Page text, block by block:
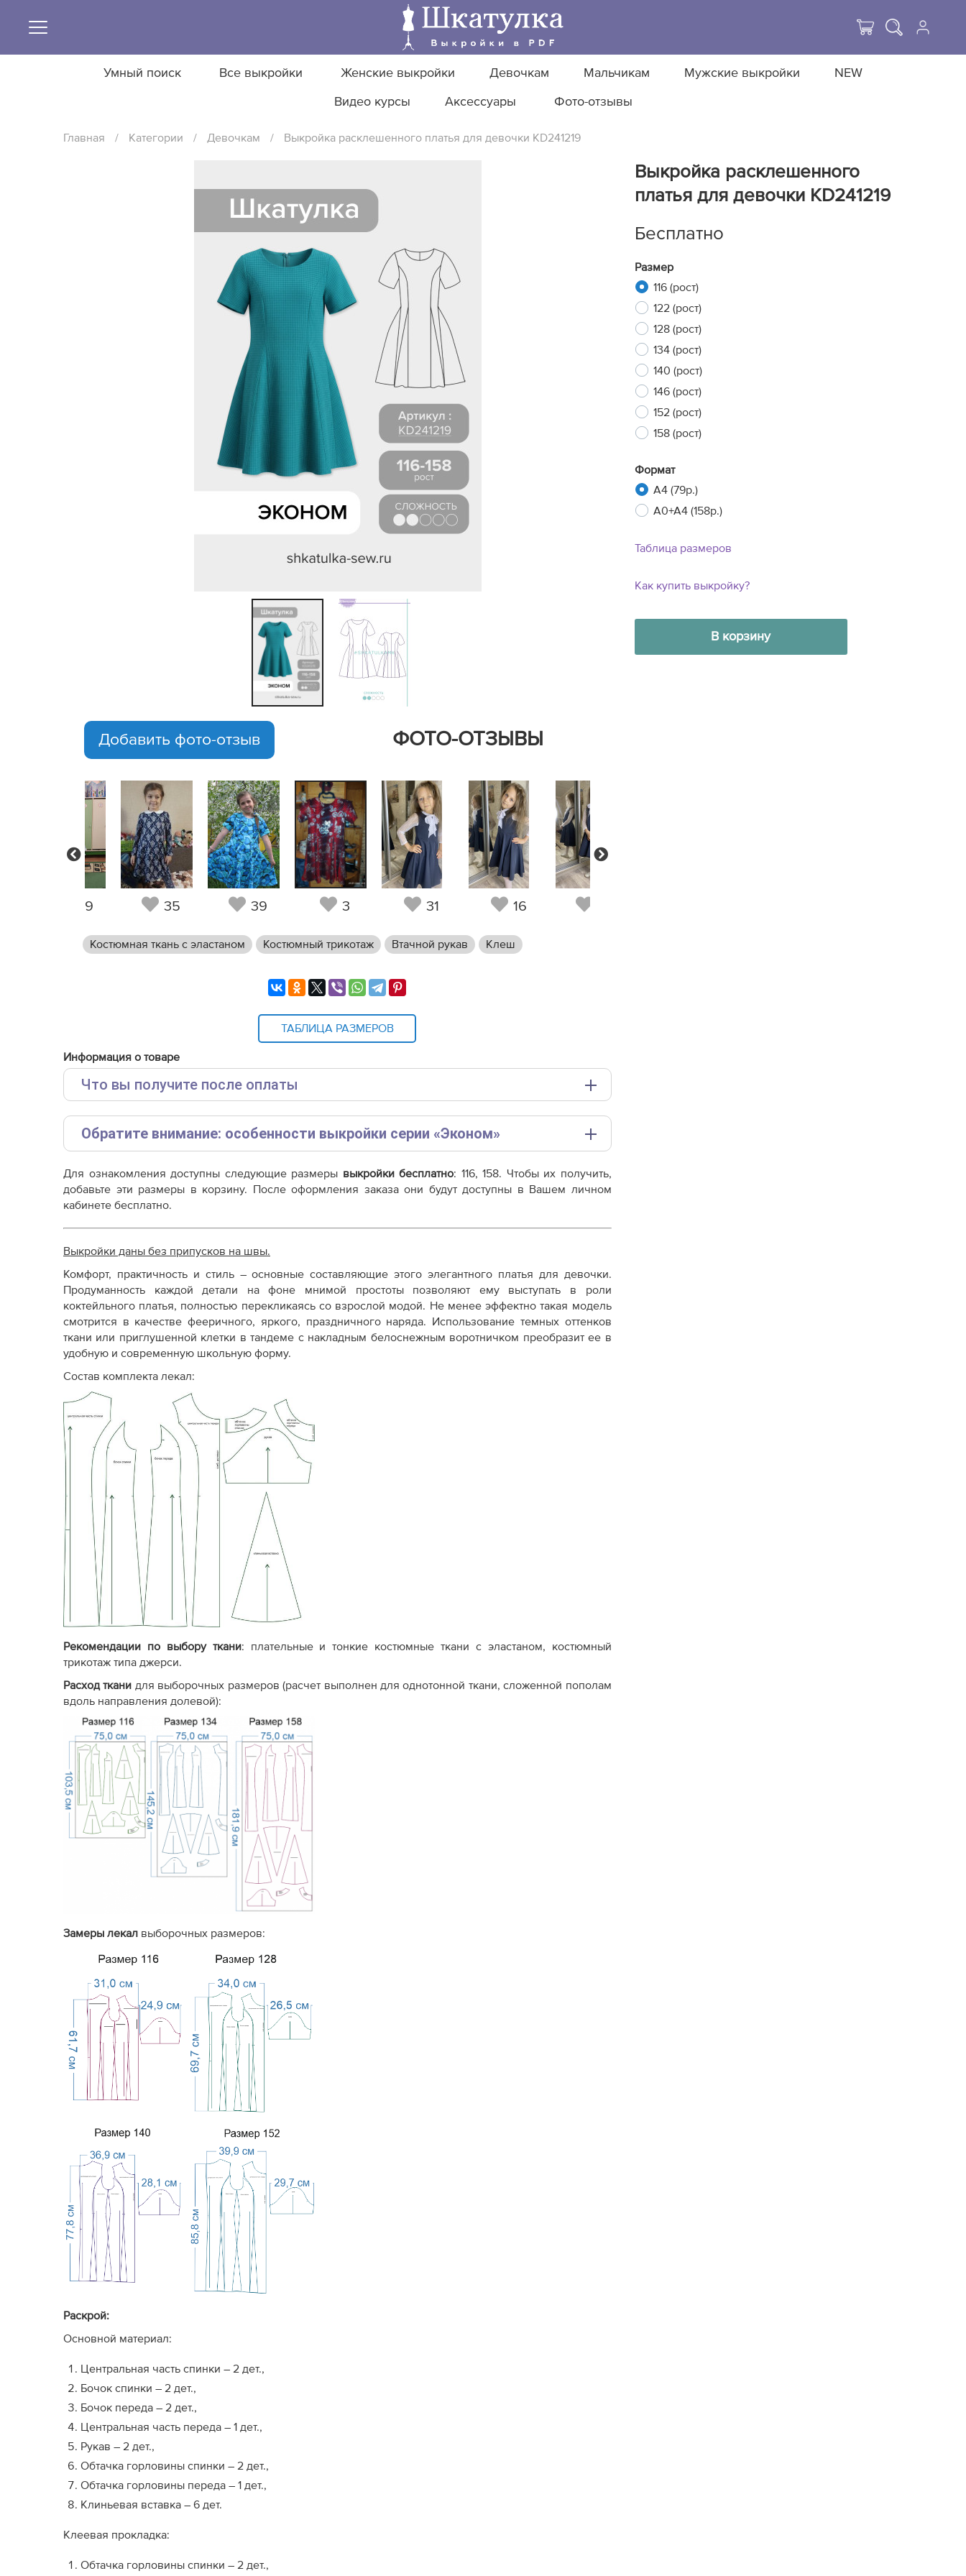
Умный поиск Все выкройки Женские выкройки Девочкам Мальчикам Мужские выкройки NEW
Видео курсы Аксессуары Фото-отзывы
Главная / Категории / Девочкам / Выкройка расклешенного платья для девочки KD241219
Next
Выкройка расклешенного
платья для девочки KD241219
Бесплатно
Размер
116 (рост)
122 (рост)
128 (рост)
134 (рост)
140 (рост)
146 (рост)
152 (рост)
158 (рост)
Формат
A4 (79р.)
A0+A4 (158р.)
Таблица размеров
Как купить выкройку?
В корзину
ФОТО-ОТЗЫВЫ
Добавить фото-отзыв
Previous
49 35 39 3 31 16
Next
Костюмная ткань с эластаном Костюмный трикотаж Втачной рукав Клеш
ТАБЛИЦА РАЗМЕРОВ
Информация о товаре
Что вы получите после оплаты
Выкройка PDF для печати на принтере A4 или плоттере A0 с шириной печати 810мм в зависимости
от выбора формата
Дополнительные файлы:
Справочник - виды швов
Терминология машинных работ
Терминология ВТО
Как распечатывать выкройки
Как скорректировать готовую выкройку по росту
Обратите внимание: особенности выкройки серии «Эконом»
пожалуйста, ознакомьтесь с ключевыми отличиями от наших стандартных лекал:
Характеристика
Стоимость
(значительно дешевле
стандарта)
Стандартная (на уровне
рынка)
Припуски на швы
Отсутствуют
самостоятельно)
Предусмотрены и нанесены
Размерный ряд
Сокращенный
ряд
размеров и/или ростовок
ростовок
Комплектация
лекал
Только конструктивная
основа. Может не быть
надсечек, внутренних
разметок и деталей
обработки (обтачек,
подкладки).
Расход бумаги
Экономичный
листов при печати, так как
мелкие детали
Сборка PDF-
файла
(стыкуется по меткам-
крестикам).Настройки
печати полностью
аналогичны стандарту.
См. видео, как печатать
выкройку
С полями для обрезки
листов
Отсутствуют или есть
только одно фото
пошиву
Краткая(текст или видео
от подписчиков). Иногда
Технические
данные
Базовые . Прибавки
определяются
самостоятельно по
выборочным графическим
Опыт других
покупателей
Большое количество
, накопленных за
годы работы проекта.
Кому подойдет, а кому не
рекомендуется серия «Эконом»?
Рекомендуется:
Опытным мастерам
, которые хорошо знают технологию пошива, умеют самостоятельно
моделировать внутренние детали (обтачки, подкладку), рассчитывать припуски
Желающим сэкономить
лет и собирать лекала по крестикам-меткам без обрезки полей.
Не рекомендуется:
Новичкам в шитье, которым необходимы пошаговые подсказки, подробные таблицы прибавок и
готовые детали обработки.
Тем, кому важен визуал, так как у этих моделей нет фотографий отшитого образца, а технологию и
посадку придется оценивать по базовой конструкции.
Для ознакомления доступны следующие размеры выкройки бесплатно: 116, 158. Чтобы их получить,
добавьте эти размеры в корзину. После оформления заказа они будут доступны в Вашем личном
кабинете бесплатно.
Выкройки даны без припусков на швы.
Комфорт, практичность и стиль – основные составляющие этого элегантного платья для девочки.
Продуманность каждой детали на фоне мнимой простоты позволяют ему выступать в роли
коктейльного платья, полностью перекликаясь со взрослой модой. Не менее эффектно такая модель
смотрится в качестве фееричного, яркого, праздничного наряда. Использование темных оттенков
ткани или приглушенной клетки в тандеме с накладным белоснежным воротничком преобразит ее в
удобную и современную школьную форму.
Состав комплекта лекал:
Рекомендации по выбору ткани: плательные и тонкие костюмные ткани с эластаном, костюмный
трикотаж типа джерси.
Расход ткани для выборочных размеров (расчет выполнен для однотонной ткани, сложенной пополам
вдоль направления долевой):
Замеры лекал выборочных размеров:
Раскрой:
Основной материал:
Центральная часть спинки – 2 дет.,
Бочок спинки – 2 дет.,
Бочок переда – 2 дет.,
Центральная часть переда – 1 дет.,
Рукав – 2 дет.,
Обтачка горловины спинки – 2 дет.,
Обтачка горловины переда – 1 дет.,
Клиньевая вставка – 6 дет.
Клеевая прокладка:
Обтачка горловины спинки – 2 дет.,